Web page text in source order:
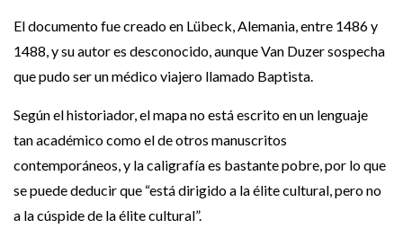
El documento fue creado en Lübeck, Alemania, entre 1486 y
1488, y su autor es desconocido, aunque Van Duzer sospecha
que pudo ser un médico viajero llamado Baptista.
Según el historiador, el mapa no está escrito en un lenguaje
tan académico como el de otros manuscritos
contemporáneos, y la caligrafía es bastante pobre, por lo que
se puede deducir que “está dirigido a la élite cultural, pero no
a la cúspide de la élite cultural”.